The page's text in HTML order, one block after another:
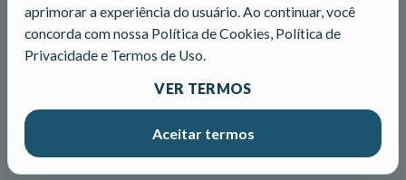
aprimorar a experiência do usuário. Ao continuar, você
concorda com nossa Política de Cookies, Política de
Privacidade e Termos de Uso.
VER TERMOS
Aceitar termos